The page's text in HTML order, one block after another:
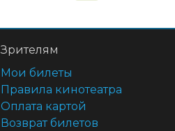
Зрителям
Мои билеты
Правила кинотеатра
Оплата картой
Возврат билетов